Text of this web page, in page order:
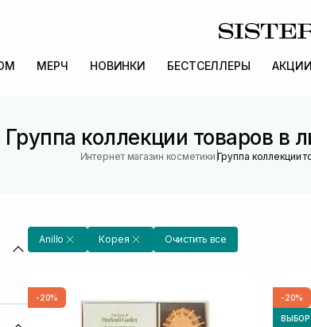
МЕРЧ НОВИНКИ БЕСТСЕЛЛЕРЫ
Группа коллекции товаров в
Интернет магазин косметики |Группа коллекции
Anillo Корея Очистить все
-20% -20%